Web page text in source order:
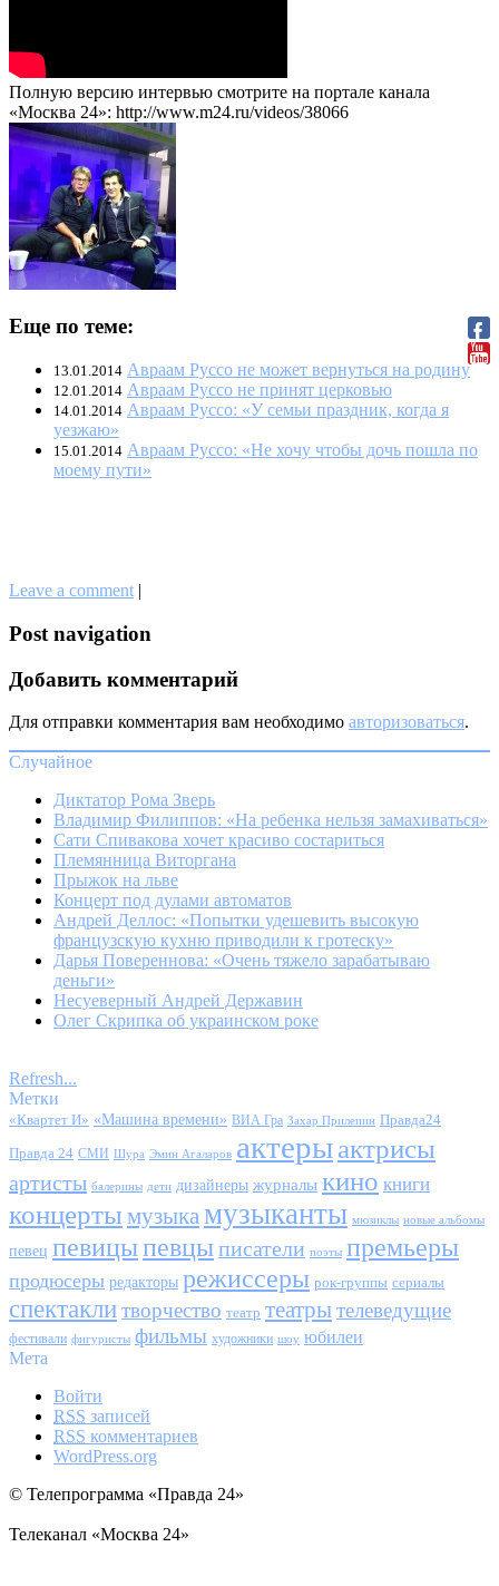
Полную версию интервью смотрите на портале канала
«Москва 24»: http://www.m24.ru/videos/38066
Еще по теме:
13.01.2014 Авраам Руссо не может вернуться на родину
12.01.2014 Авраам Руссо не принят церковью
14.01.2014 Авраам Руссо: «У семьи праздник, когда я
уезжаю»
15.01.2014 Авраам Руссо: «Не хочу чтобы дочь пошла по
моему пути»
Leave a comment |
Post navigation
Добавить комментарий
Для отправки комментария вам необходимо авторизоваться.
Случайное
Диктатор Рома Зверь
Владимир Филиппов: «На ребенка нельзя замахиваться»
Сати Спивакова хочет красиво состариться
Племянница Виторгана
Прыжок на льве
Концерт под дулами автоматов
Андрей Деллос: «Попытки удешевить высокую
французскую кухню приводили к гротеску»
Дарья Повереннова: «Очень тяжело зарабатываю
деньги»
Несуеверный Андрей Державин
Олег Скрипка об украинском роке
Refresh...
Метки
«Квартет И» «Машина времени» ВИА Гра Захар Прилепин Правда24
Правда 24 СМИ Шура Эмин Агаларов актерыактрисы
артисты балерины дети дизайнеры журналы кино книги
концерты музыкамузыканты мюзиклы новые альбомы
певец певицыпевцыписатели поэты премьеры
продюсеры редакторы режиссеры рок-группы сериалы
спектаклитворчество театр театрытелеведущие
фестивали фигуристы фильмы художники шоу юбилеи
Мета
Войти
RSS записей
RSS комментариев
WordPress.org
© Телепрограмма «Правда 24»
Телеканал «Москва 24»